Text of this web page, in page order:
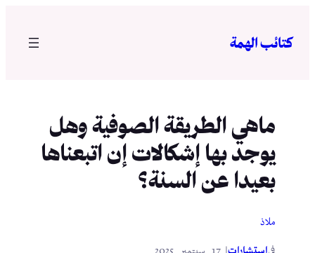
المحتوى
كتائب الهمة
ماهي الطريقة الصوفية وهل
يوجد بها إشكالات إن اتبعناها
بعيدا عن السنة؟
ملاذ